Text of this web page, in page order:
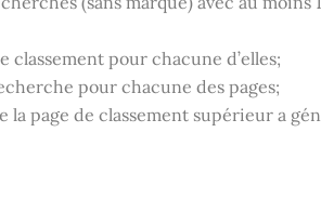
classement pour chacune d’elles;
pour chacune des pages;
la page de classement supérieur a